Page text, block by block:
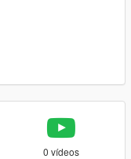
0 vídeos